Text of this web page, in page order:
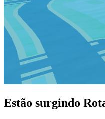
Estão surgindo